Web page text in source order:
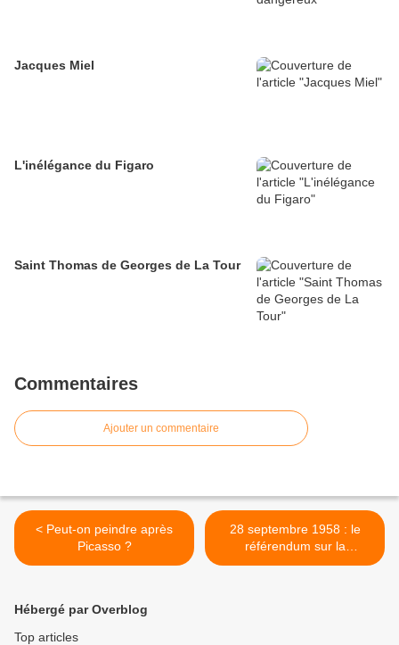
Jacques Miel
L'inélégance du Figaro
Saint Thomas de Georges de La Tour
Commentaires
Ajouter un commentaire
< Peut-on peindre après
Picasso ?
28 septembre 1958 : le
référendum sur la
Constitution de la Vème
Hébergé par Overblog
Top articles